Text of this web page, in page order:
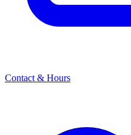
Contact & Hours